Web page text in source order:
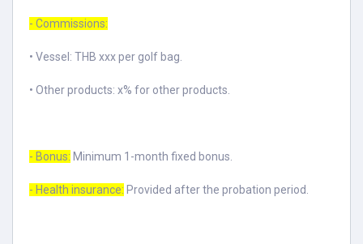
- Commissions:
• Vessel: THB xxx per golf bag.
• Other products: x% for other products.
- Bonus: Minimum 1-month fixed bonus.
- Health insurance: Provided after the probation period.